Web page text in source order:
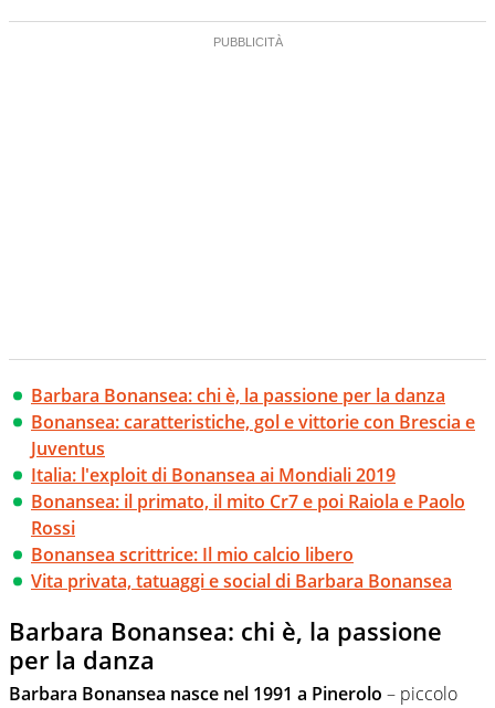
Barbara Bonansea: chi è, la passione per la danza
Bonansea: caratteristiche, gol e vittorie con Brescia e
Juventus
Italia: l'exploit di Bonansea ai Mondiali 2019
Bonansea: il primato, il mito Cr7 e poi Raiola e Paolo
Rossi
Bonansea scrittrice: Il mio calcio libero
Vita privata, tatuaggi e social di Barbara Bonansea
Barbara Bonansea: chi è, la passione
per la danza
Barbara Bonansea nasce nel 1991 a Pinerolo – piccolo